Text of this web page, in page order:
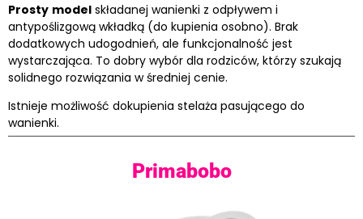
Prosty model składanej wanienki z odpływem i
antypoślizgową wkładką (do kupienia osobno). Brak
dodatkowych udogodnień, ale funkcjonalność jest
wystarczająca. To dobry wybór dla rodziców, którzy szukają
solidnego rozwiązania w średniej cenie.
Istnieje możliwość dokupienia stelaża pasującego do
wanienki.
Primabobo